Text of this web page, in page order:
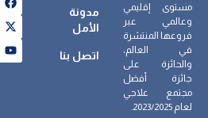
مستوى إقليمي
وعالمي عبر
فروعها المنتشرة
في العالم،
والحائزة على
جائزة أفضل
مجتمع علاجي
لعام 2023/2025.
مدونة
الأمل
اتصل بنا